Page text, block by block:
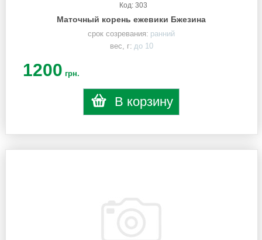
Код: 303
Маточный корень ежевики Бжезина
срок созревания: ранний
вес, г: до 10
1200 грн.
В корзину